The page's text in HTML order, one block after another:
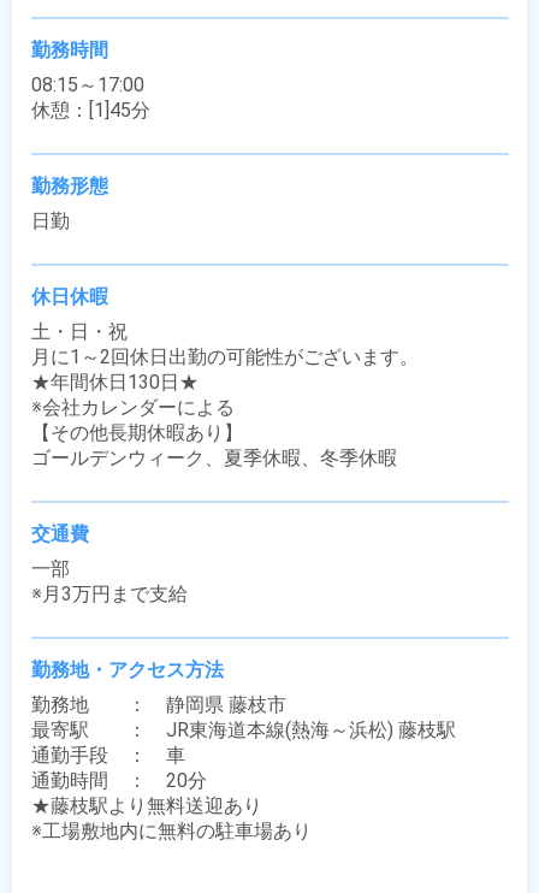
勤務時間
08:15～17:00
休憩：[1]45分
勤務形態
日勤
休日休暇
土・日・祝
月に1～2回休日出勤の可能性がございます。
★年間休日130日★
※会社カレンダーによる
【その他長期休暇あり】
ゴールデンウィーク、夏季休暇、冬季休暇
交通費
一部
※月3万円まで支給
勤務地・アクセス方法
勤務地　　：　静岡県 藤枝市
最寄駅　　：　JR東海道本線(熱海～浜松) 藤枝駅
通勤手段　：　車
通勤時間　：　20分
★藤枝駅より無料送迎あり
※工場敷地内に無料の駐車場あり